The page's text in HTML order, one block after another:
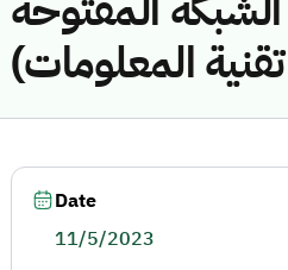
المعلومات)
Date
11/5/2023